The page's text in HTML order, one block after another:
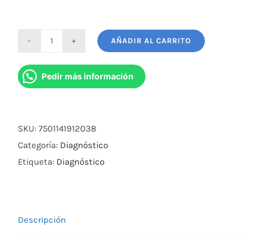
Baumanometro
Medimetrics
5880
AÑADIR AL CARRITO
Pedir más información
SKU: 7501141912038
Categoría: Diagnóstico
Etiqueta: Diagnóstico
Descripción